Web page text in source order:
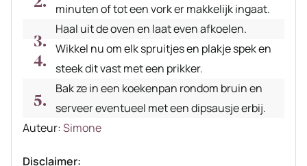
minuten of tot een vork er makkelijk ingaat.
Haal uit de oven en laat even afkoelen.
Wikkel nu om elk spruitjes en plakje spek en
steek dit vast met een prikker.
Bak ze in een koekenpan rondom bruin en
serveer eventueel met een dipsausje erbij.
Auteur
Auteur:Simone
Disclaimer: